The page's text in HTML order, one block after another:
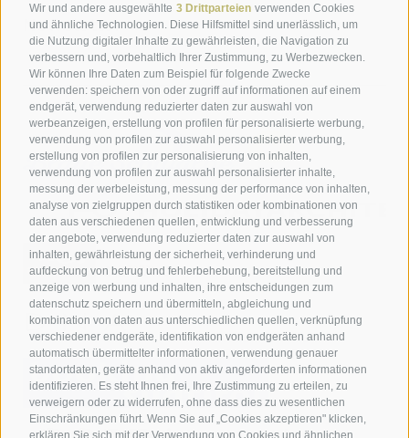
Wir und andere ausgewählte 3 Drittparteien verwenden Cookies
und ähnliche Technologien. Diese Hilfsmittel sind unerlässlich, um
die Nutzung digitaler Inhalte zu gewährleisten, die Navigation zu
verbessern und, vorbehaltlich Ihrer Zustimmung, zu Werbezwecken.
Wir können Ihre Daten zum Beispiel für folgende Zwecke
verwenden: speichern von oder zugriff auf informationen auf einem
endgerät, verwendung reduzierter daten zur auswahl von
werbeanzeigen, erstellung von profilen für personalisierte werbung,
verwendung von profilen zur auswahl personalisierter werbung,
erstellung von profilen zur personalisierung von inhalten,
verwendung von profilen zur auswahl personalisierter inhalte,
messung der werbeleistung, messung der performance von inhalten,
analyse von zielgruppen durch statistiken oder kombinationen von
daten aus verschiedenen quellen, entwicklung und verbesserung
der angebote, verwendung reduzierter daten zur auswahl von
inhalten, gewährleistung der sicherheit, verhinderung und
aufdeckung von betrug und fehlerbehebung, bereitstellung und
anzeige von werbung und inhalten, ihre entscheidungen zum
datenschutz speichern und übermitteln, abgleichung und
kombination von daten aus unterschiedlichen quellen, verknüpfung
verschiedener endgeräte, identifikation von endgeräten anhand
automatisch übermittelter informationen, verwendung genauer
standortdaten, geräte anhand von aktiv angeforderten informationen
identifizieren. Es steht Ihnen frei, Ihre Zustimmung zu erteilen, zu
verweigern oder zu widerrufen, ohne dass dies zu wesentlichen
Einschränkungen führt. Wenn Sie auf „Cookies akzeptieren" klicken,
erklären Sie sich mit der Verwendung von Cookies und ähnlichen
Newsletter